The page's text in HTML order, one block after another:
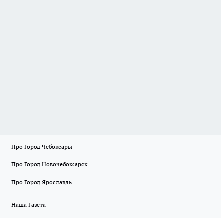
Про Город Чебоксары
Про Город Новочебоксарск
Про Город Ярославль
Наша Газета